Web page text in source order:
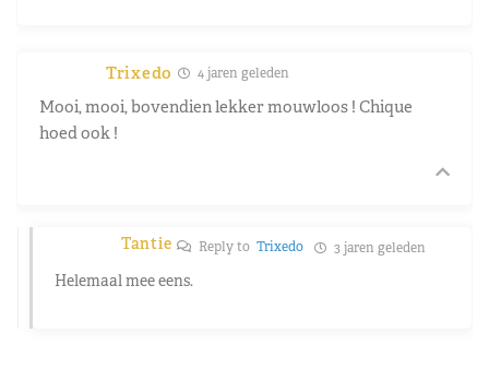
Trixedo 4 jaren geleden
Mooi, mooi, bovendien lekker mouwloos ! Chique
hoed ook !
Tantie Reply toTrixedo 3 jaren geleden
Helemaal mee eens.